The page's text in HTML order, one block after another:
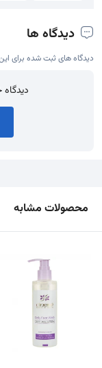
دیدگاه ها
دیدگاه های ثبت شده برای
محصولات مشابه